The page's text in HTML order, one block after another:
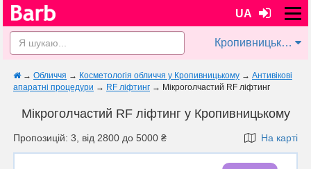
UA
Кропивницький
→ Обличчя → Косметологія обличчя у Кропивницькому → Антивікові
апаратні процедури → RF ліфтинг → Мікроголчастий RF ліфтинг
Мікроголчастий RF ліфтинг у Кропивницькому
Пропозицій: 3, від 2800 до 5000 ₴ На карті